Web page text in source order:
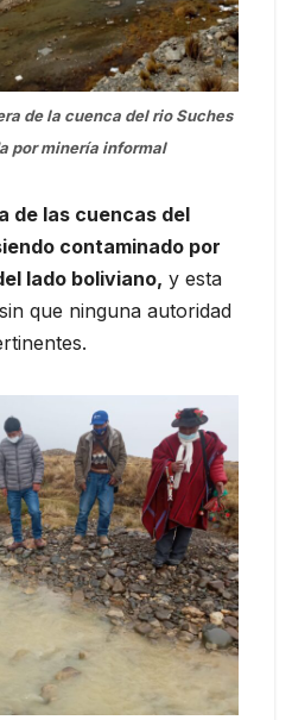
de la cuenca del rio Suches
por minería informal
de las cuencas del
contaminado por
lado boliviano, y esta
que ninguna autoridad